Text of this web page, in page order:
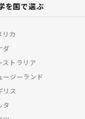
を国で選ぶ
リカ
ダ
ストラリア
ージーランド
リス
タ